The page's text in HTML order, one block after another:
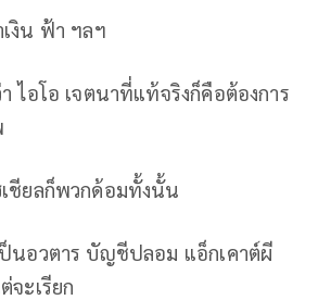
งิน ฟ้า ฯลฯ
ไอโอ เจตนาที่แท้จริงก็คือต้องการ
ชียลก็พวกด้อมทั้งนั้น
นอวตาร บัญชีปลอม แอ็กเคาต์ผี
จะเรียก